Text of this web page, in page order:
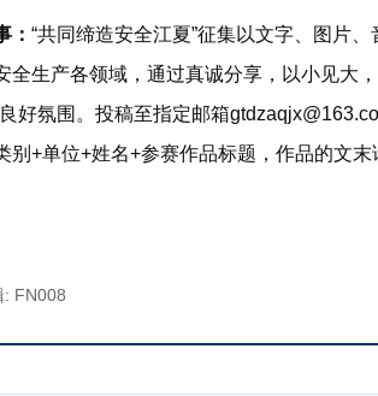
： “共同缔造安全江夏”征集以文字、图片
全生产各领域，通过真诚分享，以小见大
好氛围。投稿至指定邮箱
别+单位+姓名+参赛作品标题，作品的文末
: FN008